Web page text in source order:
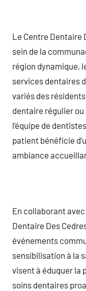
Le Centre Dentaire
sein de la
région dynamique,
services dentaires
variés des
dentaire régulier
l’équipe de
patient bénéficie
ambiance
En collaborant
Dentaire Des
événements
sensibilisation à la
visent à éduquer la
soins dentaires